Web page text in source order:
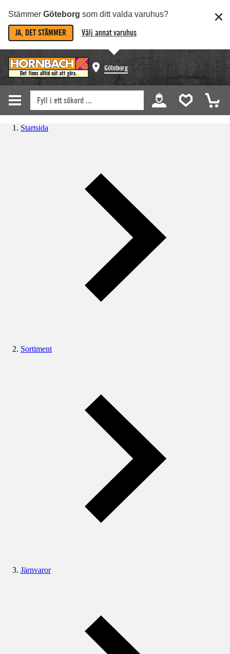
Stämmer Göteborg som ditt valda varuhus?
JA, DET STÄMMER Välj annat varuhus
Göteborg
Startsida
Sortiment
Järnvaror